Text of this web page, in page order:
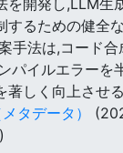
を開発し,LLM生
するための健全
手法は,コード合
パイルエラーを
しく向上させる
タデータ）